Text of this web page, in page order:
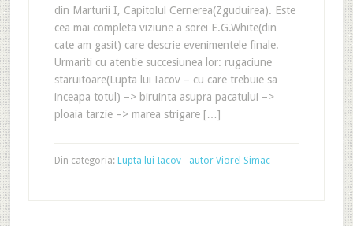
din Marturii I, Capitolul Cernerea(Zguduirea). Este
cea mai completa viziune a sorei E.G.White(din
cate am gasit) care descrie evenimentele finale.
Urmariti cu atentie succesiunea lor: rugaciune
staruitoare(Lupta lui Iacov – cu care trebuie sa
inceapa totul) –> biruinta asupra pacatului –>
ploaia tarzie –> marea strigare […]
Din categoria: Lupta lui Iacov - autor Viorel Simac